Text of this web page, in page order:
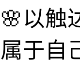
以触
于自